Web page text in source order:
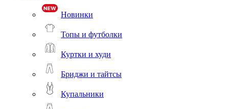
Новинки
Топы и футболки
Куртки и худи
Бриджи и тайтсы
Купальники